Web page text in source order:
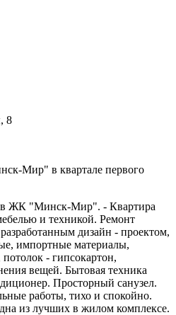
8
Мир" в квартале первого
в ЖК "Минск-Мир". - Квартира
и техникой. Ремонт
дизайн - проектом,
импортные материалы,
- гипсокартон,
вещей. Бытовая техника
Просторный санузел.
работы, тихо и спокойно.
из лучших в жилом комплексе.